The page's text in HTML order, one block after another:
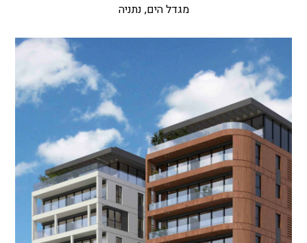
מגדל הים, נתניה